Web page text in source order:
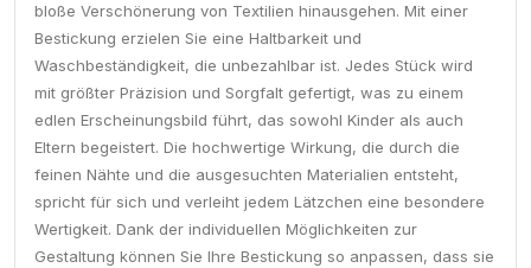
bloße Verschönerung von Textilien hinausgehen. Mit einer
Bestickung erzielen Sie eine Haltbarkeit und
Waschbeständigkeit, die unbezahlbar ist. Jedes Stück wird
mit größter Präzision und Sorgfalt gefertigt, was zu einem
edlen Erscheinungsbild führt, das sowohl Kinder als auch
Eltern begeistert. Die hochwertige Wirkung, die durch die
feinen Nähte und die ausgesuchten Materialien entsteht,
spricht für sich und verleiht jedem Lätzchen eine besondere
Wertigkeit. Dank der individuellen Möglichkeiten zur
Gestaltung können Sie Ihre Bestickung so anpassen, dass sie